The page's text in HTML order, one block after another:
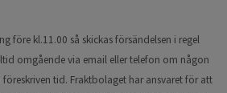
före kl.11.00 så skickas försändelsen i regel
omgående via email eller telefon om någon
föreskriven tid. Fraktbolaget har ansvaret för att